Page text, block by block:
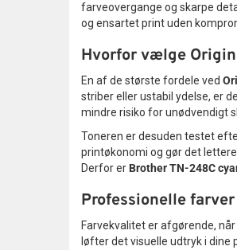
farveovergange og skarpe
og ensartet print uden
Hvorfor vælge
En af de største fordele ved
striber eller ustabil ydelse, er
mindre risiko for unødvendigt
Toneren er desuden testet
printøkonomi og gør det
Derfor er Brother TN-248C
Professionelle
Farvekvalitet er afgørende,
løfter det visuelle udtryk i